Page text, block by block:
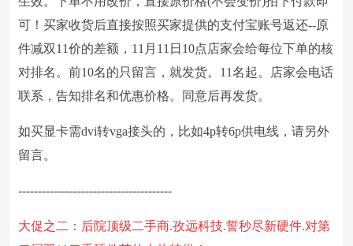
可！买家收货后直接按照买家提供的支付宝账号返还--原
件减双11价的差额，11月11日10点店家会给每位下单的核
对排名。前10名的只留言，就发货。11名起。店家会电话
联系，告知排名和优惠价格。同意后再发货。
如买显卡需dvi转vga接头的，比如4p转6p供电线，请另外
留言。
---------------------------------------
大促之二： 后院顶级二手商.孜远科技.誓秒尽新硬件.对第